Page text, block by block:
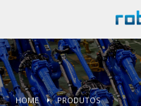
HOME PRODUTOS